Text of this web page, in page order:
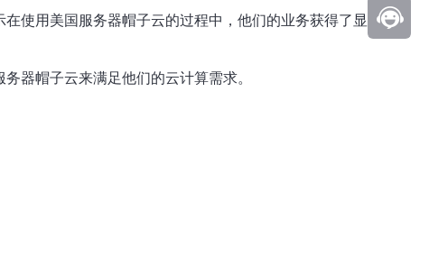
使用美国服务器帽子云的过程中，他们的业务获得了显著的提
器帽子云来满足他们的云计算需求。